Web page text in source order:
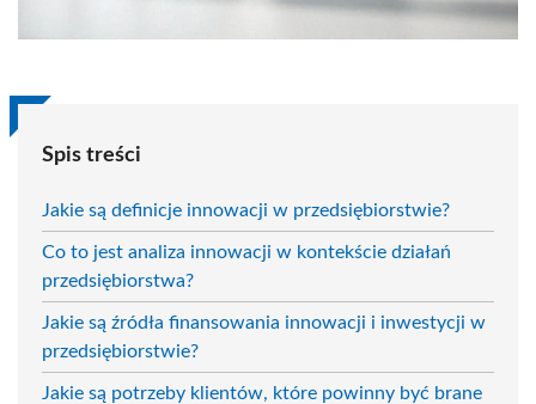
Spis treści
Jakie są definicje innowacji w przedsiębiorstwie?
Co to jest analiza innowacji w kontekście działań
przedsiębiorstwa?
Jakie są źródła finansowania innowacji i inwestycji w
przedsiębiorstwie?
Jakie są potrzeby klientów, które powinny być brane